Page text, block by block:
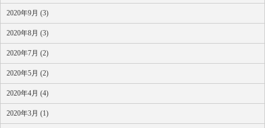
2020年9月 (3)
2020年8月 (3)
2020年7月 (2)
2020年5月 (2)
2020年4月 (4)
2020年3月 (1)